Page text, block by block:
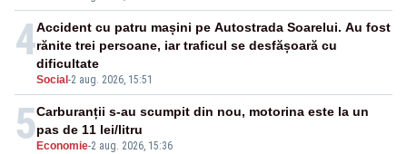
4
Social-2 aug. 2026, 15:51
Accident cu patru mașini pe Autostrada Soarelui. Au fost
rănite trei persoane, iar traficul se desfășoară cu
dificultate
5Economie-2 aug. 2026, 15:36
Carburanții s-au scumpit din nou, motorina este la un
pas de 11 lei/litru